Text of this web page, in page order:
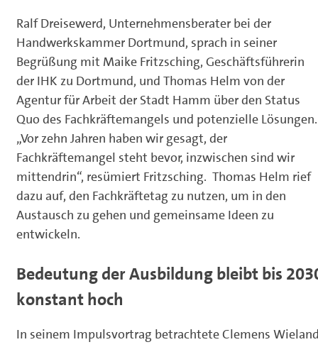
Ralf Dreisewerd, Unternehmensberater bei der
Handwerkskammer Dortmund, sprach in seiner
Begrüßung mit Maike Fritzsching, Geschäftsführerin
der IHK zu Dortmund, und Thomas Helm von der
Agentur für Arbeit der Stadt Hamm über den Status
Quo des Fachkräftemangels und potenzielle Lösungen.
„Vor zehn Jahren haben wir gesagt, der
Fachkräftemangel steht bevor, inzwischen sind wir
mittendrin“, resümiert Fritzsching. Thomas Helm rief
dazu auf, den Fachkräftetag zu nutzen, um in den
Austausch zu gehen und gemeinsame Ideen zu
entwickeln.
Bedeutung der Ausbildung bleibt bis
konstant hoch
In seinem Impulsvortrag betrachtete Clemens